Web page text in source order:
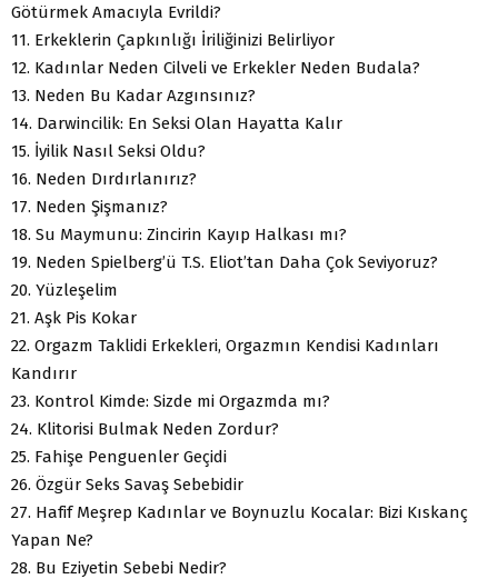
Götürmek Amacıyla Evrildi?
11. Erkeklerin Çapkınlığı İriliğinizi Belirliyor
12. Kadınlar Neden Cilveli ve Erkekler Neden Budala?
13. Neden Bu Kadar Azgınsınız?
14. Darwincilik: En Seksi Olan Hayatta Kalır
15. İyilik Nasıl Seksi Oldu?
16. Neden Dırdırlanırız?
17. Neden Şişmanız?
18. Su Maymunu: Zincirin Kayıp Halkası mı?
19. Neden Spielberg’ü T.S. Eliot’tan Daha Çok Seviyoruz?
20. Yüzleşelim
21. Aşk Pis Kokar
22. Orgazm Taklidi Erkekleri, Orgazmın Kendisi Kadınları
Kandırır
23. Kontrol Kimde: Sizde mi Orgazmda mı?
24. Klitorisi Bulmak Neden Zordur?
25. Fahişe Penguenler Geçidi
26. Özgür Seks Savaş Sebebidir
27. Hafif Meşrep Kadınlar ve Boynuzlu Kocalar: Bizi Kıskanç
Yapan Ne?
28. Bu Eziyetin Sebebi Nedir?